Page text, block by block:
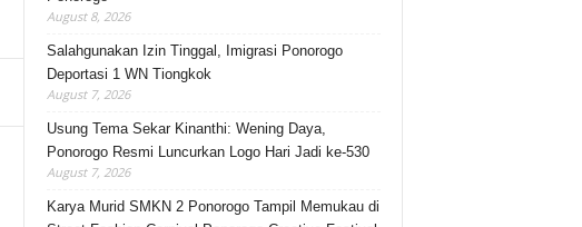
August 8, 2026
Salahgunakan Izin Tinggal, Imigrasi Ponorogo
Deportasi 1 WN Tiongkok
August 7, 2026
Usung Tema Sekar Kinanthi: Wening Daya,
Ponorogo Resmi Luncurkan Logo Hari Jadi ke-530
August 7, 2026
Karya Murid SMKN 2 Ponorogo Tampil Memukau di